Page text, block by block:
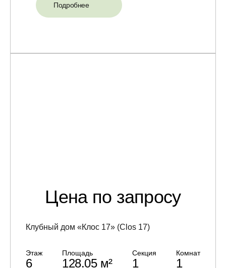
Подробнее
Цена по запросу
Клубный дом «Клос 17» (Clos 17)
Этаж
6
Площадь
128.05 м²
Секция
1
Комнат
1